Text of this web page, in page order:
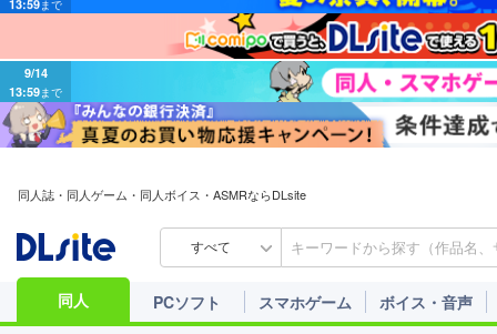
9/14
13:59まで
同人誌・同人ゲーム・同人ボイス・ASMRならDLsite
すべて
同人 PCソフト スマホゲーム ボイス・音声